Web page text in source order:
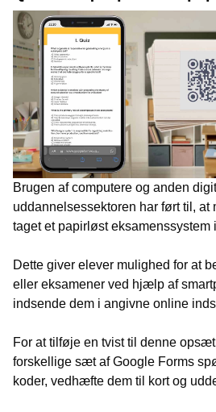
Brugen af computere og anden
uddannelsessektoren har ført til, at
taget et papirløst eksamenssystem
Dette giver elever mulighed for at
eller eksamener ved hjælp af
indsende dem i angivne online
For at tilføje en tvist til denne
forskellige sæt af Google Forms
koder, vedhæfte dem til kort og